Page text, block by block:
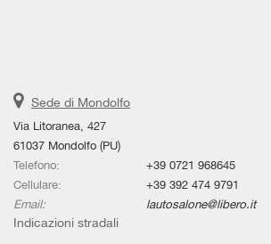
Sede di Mondolfo
Via Litoranea, 427
61037 Mondolfo (PU)
Telefono:
+39 0721 968645
Cellulare:
+39 392 474 9791
Email:
lautosalone@libero.it
Indicazioni stradali